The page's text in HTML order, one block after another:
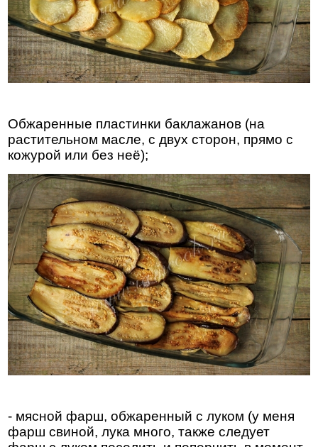
Обжаренные пластинки баклажанов (на
растительном масле, с двух сторон, прямо с
кожурой или без неё);
- мясной фарш, обжаренный с луком (у меня
фарш свиной, лука много, также следует